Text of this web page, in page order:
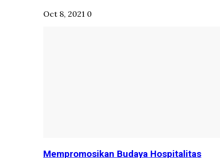
Oct 8, 2021 0
Mempromosikan Budaya Hospitalitas